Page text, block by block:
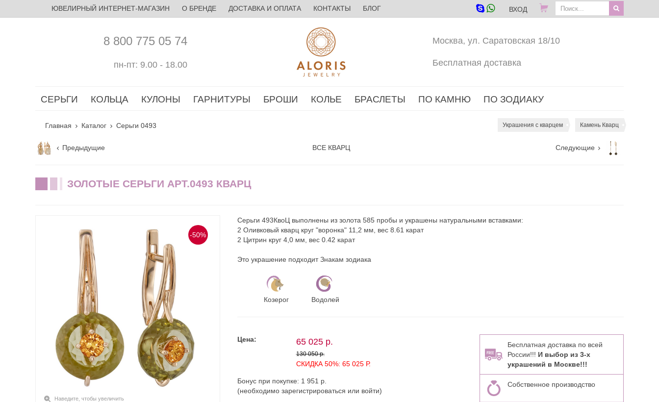
ЮВЕЛИРНЫЙ ИНТЕРНЕТ-МАГАЗИН О БРЕНДЕ ДОСТАВКА И ОПЛАТА КОНТАКТЫ БЛОГ ВХОД
8 800 775 05 74
пн-пт: 9.00 - 18.00
Москва, ул. Саратовская 18/10
Бесплатная доставка
СЕРЬГИ КОЛЬЦА КУЛОНЫ ГАРНИТУРЫ БРОШИ КОЛЬЕ БРАСЛЕТЫ ПО КАМНЮ ПО ЗОДИАКУ
Главная Каталог Серьги 0493 Украшения с кварцем Камень Кварц
Предыдущие ВСЕ КВАРЦ Следующие
ЗОЛОТЫЕ СЕРЬГИ АРТ.0493 КВАРЦ
-50%
Наведите, чтобы увеличить
Серьги 493КвоЦ выполнены из золота 585 пробы и украшены натуральными вставками:
2 Оливковый кварц круг "воронка" 11,2 мм, вес 8.61 карат
2 Цитрин круг 4,0 мм, вес 0.42 карат
Это украшение подходит Знакам зодиака
Козерог Водолей
Цена: 65 025 р.
130 050 р.
СКИДКА 50%: 65 025 Р.
Бонус при покупке: 1 951 р.
(необходимо зарегистрироваться или войти)
Бесплатная доставка по всей
России!!! И выбор из 3-х
украшений в Москве!!!
Собственное производство